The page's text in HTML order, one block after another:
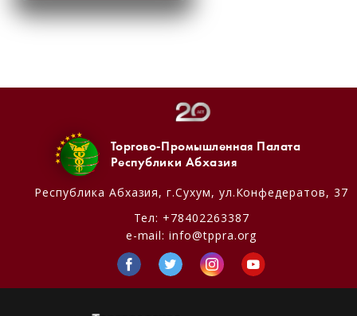
Торгово-Промышленная Палата
Республики Абхазия
Республика Абхазия, г.Сухум, ул.Конфедератов, 37
Тел: +78402263387
e-mail:info@tppra.org